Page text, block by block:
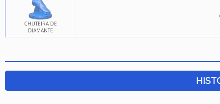
CHUTEIRA DE
DIAMANTE